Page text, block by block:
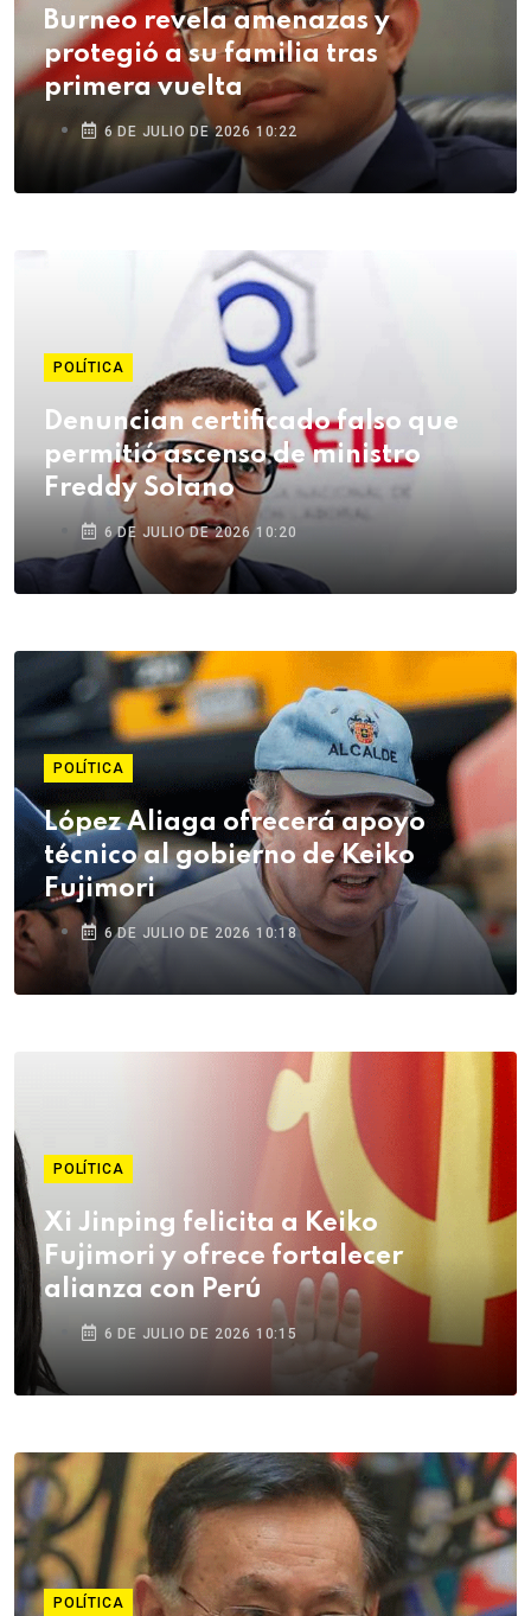
Burneo revela amenazas y
protegió a su familia tras
primera vuelta
6 DE JULIO DE 2026 10:22
POLÍTICA
Denuncian certificado falso que
permitió ascenso de ministro
Freddy Solano
6 DE JULIO DE 2026 10:20
POLÍTICA
López Aliaga ofrecerá apoyo
técnico al gobierno de Keiko
Fujimori
6 DE JULIO DE 2026 10:18
POLÍTICA
Xi Jinping felicita a Keiko
Fujimori y ofrece fortalecer
alianza con Perú
6 DE JULIO DE 2026 10:15
POLÍTICA